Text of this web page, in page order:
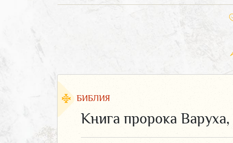
БИБЛИЯ
Книга пророка Варуха,